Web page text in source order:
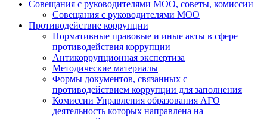
Совещания с руководителями МОО, советы, комиссии
Совещания с руководителями МОО
Противодействие коррупции
Нормативные правовые и иные акты в сфере
противодействия коррупции
Антикоррупционная экспертиза
Методические материалы
Формы документов, связанных с
противодействием коррупции для заполнения
Комиссии Управления образования АГО
деятельность которых направлена на